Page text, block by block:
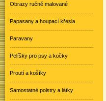
Obrazy ručně malované
Papasany a houpací křesla
Paravany
Pelíšky pro psy a kočky
Proutí a košíky
Samostatné polstry a látky